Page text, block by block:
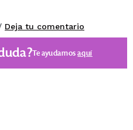
Deja tu comentario
Te ayudamosaquí